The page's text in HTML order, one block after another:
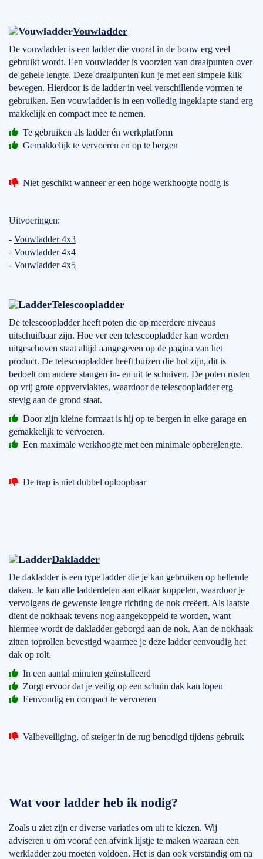
Vouwladder
De vouwladder is een ladder die vooral in de bouw erg veel
gebruikt wordt. Een vouwladder is voorzien van draaipunten over
de gehele lengte. Deze draaipunten kun je met een simpele klik
bewegen. Hierdoor is de ladder in veel verschillende vormen te
gebruiken. Een vouwladder is in een volledig ingeklapte stand erg
makkelijk en compact mee te nemen.
Te gebruiken als ladder én werkplatform
Gemakkelijk te vervoeren en op te bergen
Niet geschikt wanneer er een hoge werkhoogte nodig is
Uitvoeringen:
- Vouwladder 4x3
- Vouwladder 4x4
- Vouwladder 4x5
Telescoopladder
De telescoopladder heeft poten die op meerdere niveaus
uitschuifbaar zijn. Hoe ver een telescoopladder kan worden
uitgeschoven staat altijd aangegeven op de pagina van het
product. De telescoopladder heeft buizen die hol zijn, dit is
bedoelt om andere stangen in- en uit te schuiven. De poten rusten
op vrij grote oppvervlaktes, waardoor de telescoopladder erg
stevig aan de grond staat.
Door zijn kleine formaat is hij op te bergen in elke garage en
gemakkelijk te vervoeren.
Een maximale werkhoogte met een minimale opberglengte.
De trap is niet dubbel oploopbaar
Dakladder
De dakladder is een type ladder die je kan gebruiken op hellende
daken. Je kan alle ladderdelen aan elkaar koppelen, waardoor je
vervolgens de gewenste lengte richting de nok creëert. Als laatste
dient de nokhaak tevens nog aangekoppeld te worden, want
hiermee wordt de dakladder geborgd aan de nok. Aan de nokhaak
zitten toprollen bevestigd waarmee je deze ladder eenvoudig het
dak op rolt.
In een aantal minuten geïnstalleerd
Zorgt ervoor dat je veilig op een schuin dak kan lopen
Eenvoudig en compact te vervoeren
Valbeveiliging, of steiger in de rug benodigd tijdens gebruik
Wat voor ladder heb ik nodig?
Zoals u ziet zijn er diverse variaties om uit te kiezen. Wij
adviseren u om vooraf een afvink lijstje te maken waaraan een
werkladder zou moeten voldoen. Het is dan ook verstandig om na